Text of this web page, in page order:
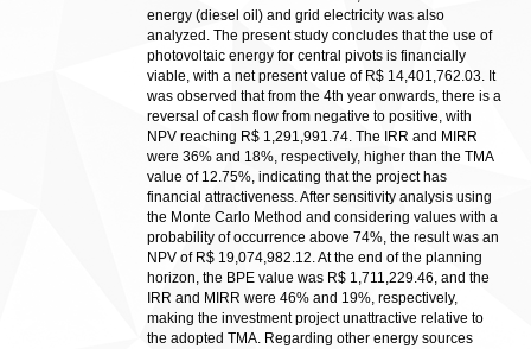
energy (diesel oil) and grid electricity was also
analyzed. The present study concludes that the use of
photovoltaic energy for central pivots is financially
viable, with a net present value of R$ 14,401,762.03. It
was observed that from the 4th year onwards, there is a
reversal of cash flow from negative to positive, with
NPV reaching R$ 1,291,991.74. The IRR and MIRR
were 36% and 18%, respectively, higher than the TMA
value of 12.75%, indicating that the project has
financial attractiveness. After sensitivity analysis using
the Monte Carlo Method and considering values with a
probability of occurrence above 74%, the result was an
NPV of R$ 19,074,982.12. At the end of the planning
horizon, the BPE value was R$ 1,711,229.46, and the
IRR and MIRR were 46% and 19%, respectively,
making the investment project unattractive relative to
the adopted TMA. Regarding other energy sources